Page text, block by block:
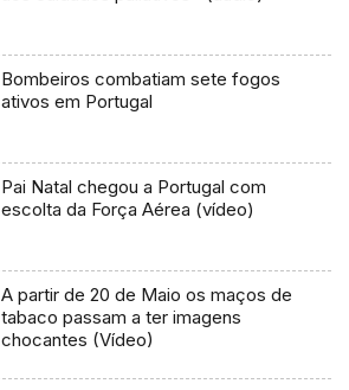
Bombeiros combatiam sete fogos
ativos em Portugal
Pai Natal chegou a Portugal com
escolta da Força Aérea (vídeo)
A partir de 20 de Maio os maços de
tabaco passam a ter imagens
chocantes (Vídeo)